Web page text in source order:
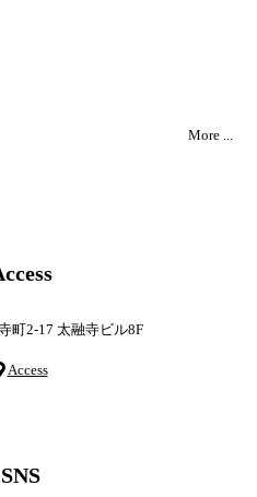
More ...
町2-17 太融寺ビル8F
Access
SNS